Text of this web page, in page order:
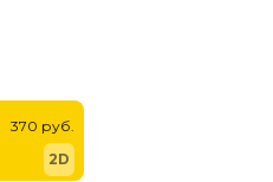
370 руб.
2D